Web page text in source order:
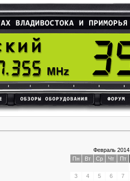
Февраль 2014
Пн
Вт Ср Чт Пт
3
4 5 6 7